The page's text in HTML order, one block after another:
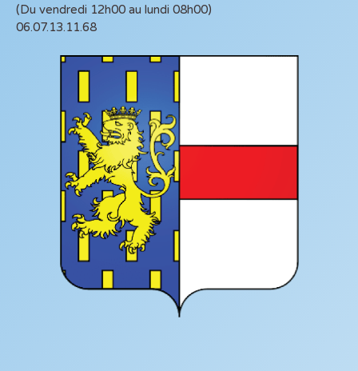
(Du vendredi 12h00 au lundi 08h00)
06.07.13.11.68